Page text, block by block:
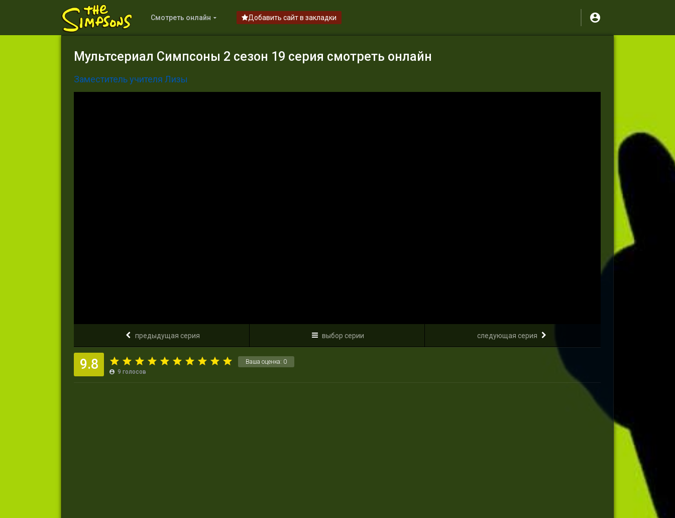
Смотреть онлайн Добавить сайт в закладки
Мультсериал Симпсоны 2 сезон 19 серия смотреть онлайн
Заместитель учителя Лизы
предыдущая серия выбор серии следующая серия
Ваша оценка: 0
9.8 9 голосов